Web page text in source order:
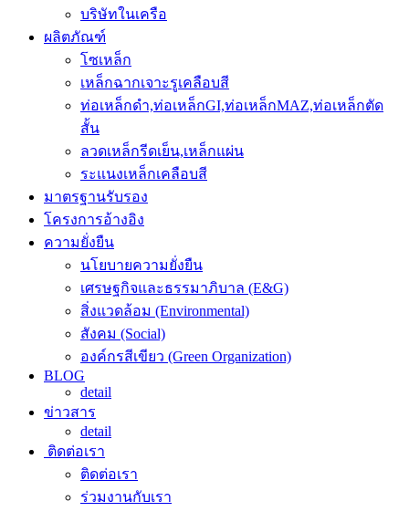
บริษัทในเครือ
ผลิตภัณฑ์
โซเหล็ก
เหล็กฉากเจาะรูเคลือบสี
ท่อเหล็กดำ,ท่อเหล็กGI,ท่อเหล็กMAZ,ท่อเหล็กตัด
สั้น
ลวดเหล็กรีดเย็น,เหล็กแผ่น
ระแนงเหล็กเคลือบสี
มาตรฐานรับรอง
โครงการอ้างอิง
ความยั่งยืน
นโยบายความยั่งยืน
เศรษฐกิจและธรรมาภิบาล (E&G)
สิ่งแวดล้อม (Environmental)
สังคม (Social)
องค์กรสีเขียว (Green Organization)
BLOG
detail
ข่าวสาร
detail
ติดต่อเรา
ติดต่อเรา
ร่วมงานกับเรา